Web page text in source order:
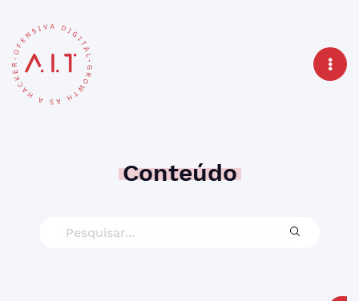
Conteúdo